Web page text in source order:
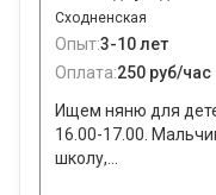
Сходненская
Опыт:3-10 лет
Оплата:250 руб/час
Ищем няню для
16.00-17.00.
школу,...